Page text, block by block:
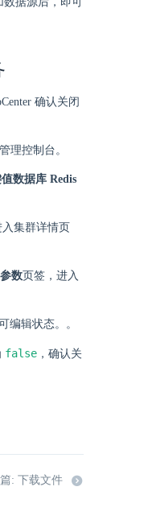
确认关闭
理控制台。
数据库 Redis
集群详情页
数页签，进入
编辑状态。。
false ，确认关
: 下载文件